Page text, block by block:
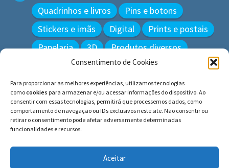
Consentimento de Cookies
Para proporcionar as melhores experiências, utilizamos tecnologias
comocookies para armazenar e/ou acessar informações do dispositivo. Ao
consentir com essas tecnologias, permitirá que processemos dados, como
comportamento de navegação ou IDs exclusivos neste site. Não consentir ou
retirar o consentimento pode afetar adversamente determinadas
funcionalidades e recursos.
Aceitar
Quadrinhos e livros
Pins e botons
Stickers e imãs
Digital
Prints e postais
Papelaria
3D Produtos diversos
Pesquisar
por:
© BLUE e os gatos ∙ todos os direitos reservados.
Histórias inspiradas em gatos reais. Adote e cuide dos